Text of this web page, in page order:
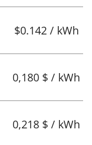
$0.142 / kWh
0,180 $ / kWh
0,218 $ / kWh